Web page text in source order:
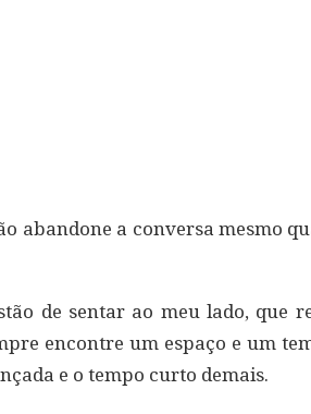
abandone a conversa mesmo
de sentar ao meu lado, que
encontre um espaço e um
e o tempo curto demais.